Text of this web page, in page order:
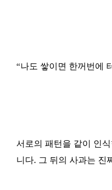
“나도 쌓이면 한꺼번에
서로의 패턴을 같이 인
니다. 그 뒤의 사과는 진